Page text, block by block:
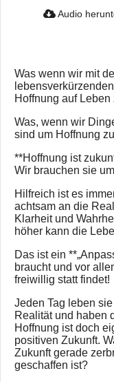
Audio
Was wenn wir mit
Hoffnung auf
Was, wenn wir
sind um Hoffnung
**Hoffnung ist
Wir brauchen sie
Hilfreich ist es
achtsam an die
Klarheit und
höher kann die
Das ist ein
braucht und vor
freiwillig statt findet!
Jeden Tag leben
Realität und haben
Hoffnung ist doch
positiven Zukunft.
Zukunft gerade
geschaffen ist?